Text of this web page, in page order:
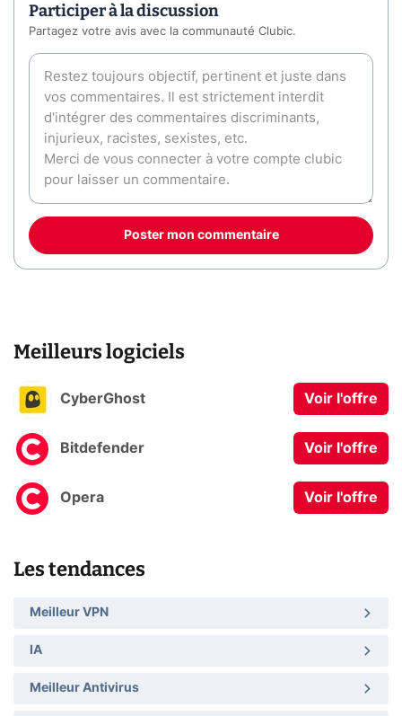
Participer à la discussion
Partagez votre avis avec la communauté Clubic.
Poster mon commentaire
Meilleurs logiciels
CyberGhost Voir l'offre
Bitdefender Voir l'offre
Opera Voir l'offre
Les tendances
Meilleur VPN
IA
Meilleur Antivirus